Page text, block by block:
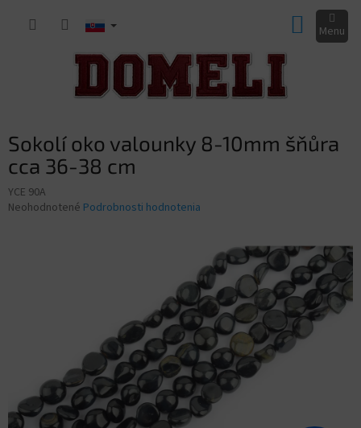
KOŠÍK
Sokolí oko valounky 8-10mm šňůra
cca 36-38 cm
YCE 90A
Priemerné
Neohodnotené Podrobnosti hodnotenia